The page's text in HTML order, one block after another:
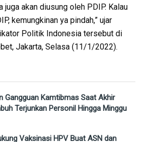
juga akan diusung oleh PDIP. Kalau
kemungkinan ya pindah,” ujar
Politik Indonesia tersebut di
Jakarta, Selasa (11/1/2022).
Gangguan Kamtibmas Saat Akhir
Terjunkan Personil Hingga Minggu
Vaksinasi HPV Buat ASN dan